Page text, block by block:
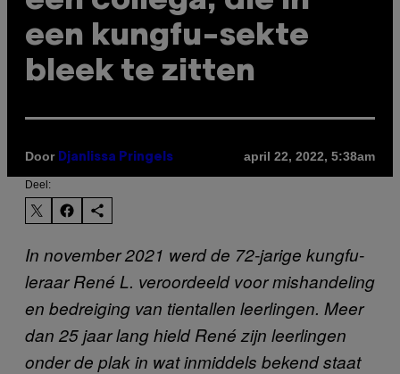
een kungfu-sekte
bleek te zitten
Door Djanlissa Pringels april 22, 2022, 5:38am
Deel:
In november 2021 werd de 72-jarige kungfu-
leraar René L. veroordeeld voor mishandeling
en bedreiging van tientallen leerlingen. Meer
dan 25 jaar lang hield René zijn leerlingen
onder de plak in wat inmiddels bekend staat